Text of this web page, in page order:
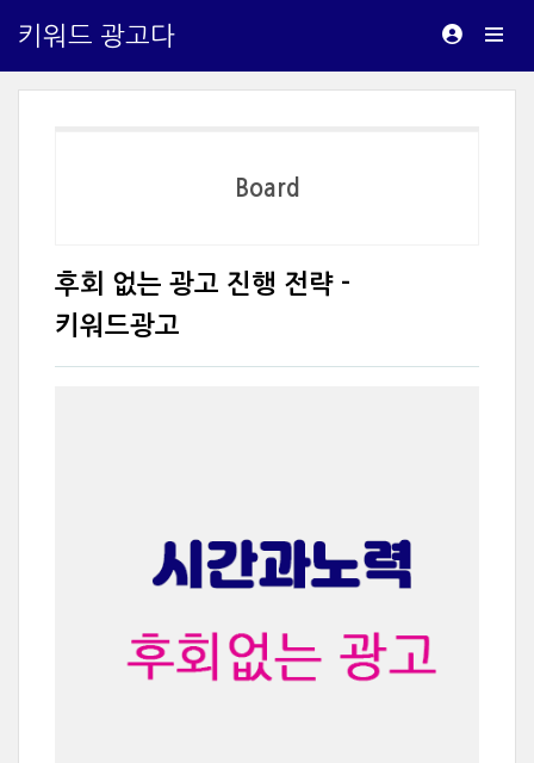
키워드 광고다
Board
후회 없는 광고 진행 전략 -
키워드광고